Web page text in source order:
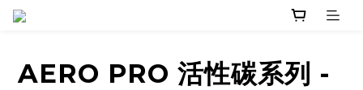
AERO PRO 活性碳系列 -